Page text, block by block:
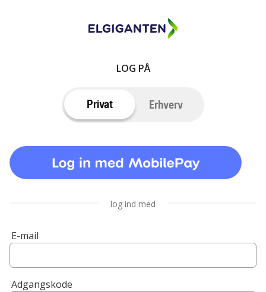
LOG PÅ
Privat Erhverv
log ind med
E-mail
Adgangskode